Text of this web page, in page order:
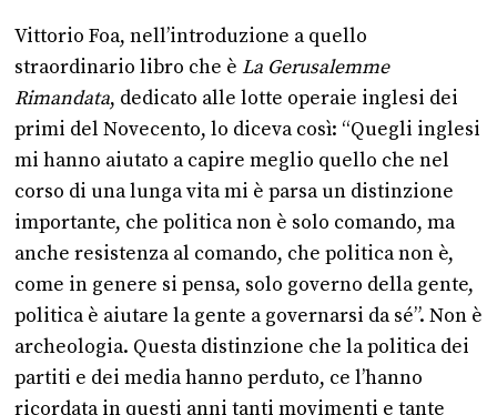
Vittorio Foa, nell’introduzione a quello
straordinario libro che è La Gerusalemme
Rimandata, dedicato alle lotte operaie inglesi dei
primi del Novecento, lo diceva così: “Quegli inglesi
mi hanno aiutato a capire meglio quello che nel
corso di una lunga vita mi è parsa un distinzione
importante, che politica non è solo comando, ma
anche resistenza al comando, che politica non è,
come in genere si pensa, solo governo della gente,
politica è aiutare la gente a governarsi da sé”. Non è
archeologia. Questa distinzione che la politica dei
partiti e dei media hanno perduto, ce l’hanno
ricordata in questi anni tanti movimenti e tante